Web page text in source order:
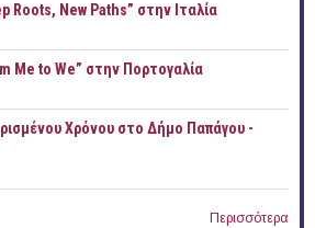
Roots, New Paths” στην Ιταλία
Me to We” στην Πορτογαλία
Χρόνου στο Δήμο Παπάγου -
Περισσότερα